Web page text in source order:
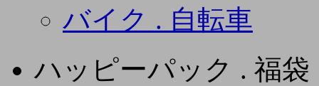
バイク . 自転車
ハッピーパック . 福袋